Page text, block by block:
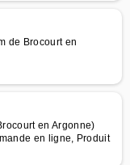
de Brocourt en
en Argonne)
en ligne, Produit